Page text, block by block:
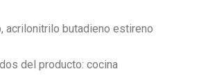
acrilonitrilo butadieno estireno
del producto: cocina